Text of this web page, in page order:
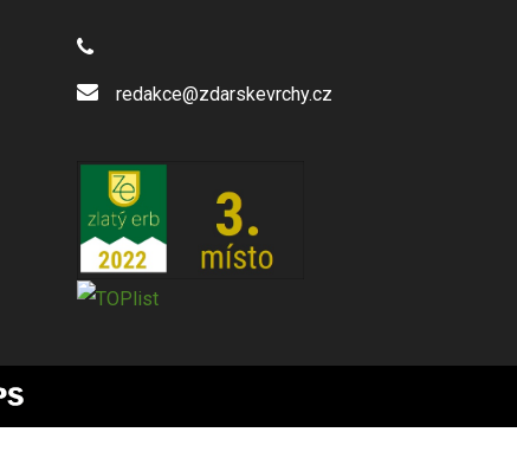
redakce@zdarskevrchy.cz